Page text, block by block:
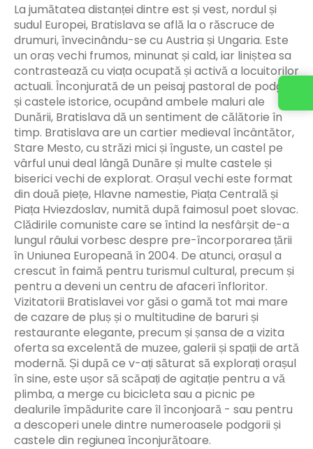
La jumătatea distanței dintre est și vest, nordul și
sudul Europei, Bratislava se află la o răscruce de
drumuri, învecinându-se cu Austria și Ungaria. Este
un oraș vechi frumos, minunat și cald, iar liniștea sa
contrastează cu viața ocupată și activă a locuitorilor
actuali. Înconjurată de un peisaj pastoral de podgorii
și castele istorice, ocupând ambele maluri ale
Dunării, Bratislava dă un sentiment de călătorie în
timp. Bratislava are un cartier medieval încântător,
Stare Mesto, cu străzi mici și înguste, un castel pe
vârful unui deal lângă Dunăre și multe castele și
biserici vechi de explorat. Orașul vechi este format
din două piețe, Hlavne namestie, Piața Centrală și
Piața Hviezdoslav, numită după faimosul poet slovac.
Clădirile comuniste care se întind la nesfârșit de-a
lungul râului vorbesc despre pre-încorporarea țării
în Uniunea Europeană în 2004. De atunci, orașul a
crescut în faimă pentru turismul cultural, precum și
pentru a deveni un centru de afaceri înfloritor.
Vizitatorii Bratislavei vor găsi o gamă tot mai mare
de cazare de pluș și o multitudine de baruri și
restaurante elegante, precum și șansa de a vizita
oferta sa excelentă de muzee, galerii și spații de artă
modernă. Și după ce v-ați săturat să explorați orașul
în sine, este ușor să scăpați de agitație pentru a vă
plimba, a merge cu bicicleta sau a picnic pe
dealurile împădurite care îl înconjoară - sau pentru
a descoperi unele dintre numeroasele podgorii și
castele din regiunea înconjurătoare.